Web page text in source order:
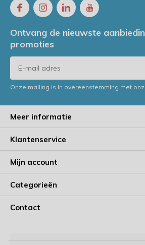
Ontvang de nieuwste
promoties
Onze mailing is in overeenstemming met
Meer informatie
Klantenservice
Mijn account
Categorieën
Contact